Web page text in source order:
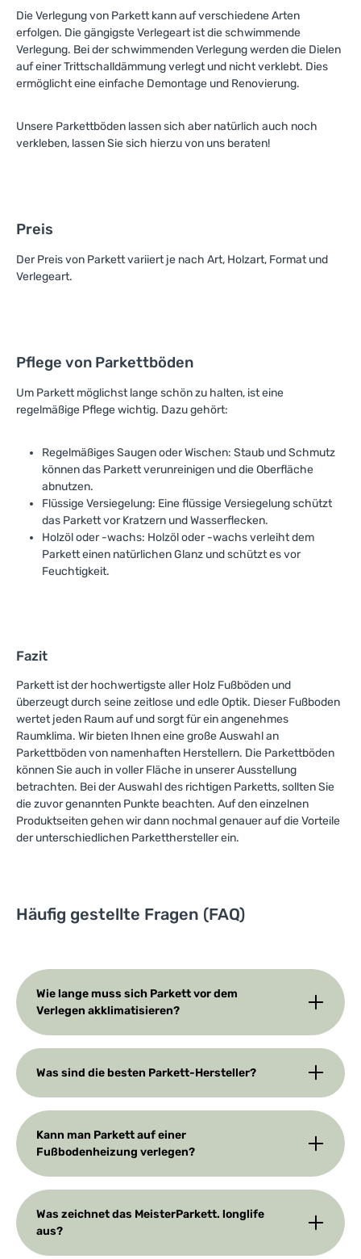
Die Verlegung von Parkett kann auf verschiedene Arten
erfolgen. Die gängigste Verlegeart ist die schwimmende
Verlegung. Bei der schwimmenden Verlegung werden die Dielen
auf einer Trittschalldämmung verlegt und nicht verklebt. Dies
ermöglicht eine einfache Demontage und Renovierung.
Unsere Parkettböden lassen sich aber natürlich auch noch
verkleben, lassen Sie sich hierzu von uns beraten!
Preis
Der Preis von Parkett variiert je nach Art, Holzart, Format und
Verlegeart.
Pflege von Parkettböden
Um Parkett möglichst lange schön zu halten, ist eine
regelmäßige Pflege wichtig. Dazu gehört:
Regelmäßiges Saugen oder Wischen: Staub und Schmutz
können das Parkett verunreinigen und die Oberfläche
abnutzen.
Flüssige Versiegelung: Eine flüssige Versiegelung schützt
das Parkett vor Kratzern und Wasserflecken.
Holzöl oder -wachs: Holzöl oder -wachs verleiht dem
Parkett einen natürlichen Glanz und schützt es vor
Feuchtigkeit.
Fazit
Parkett ist der hochwertigste aller Holz Fußböden und
überzeugt durch seine zeitlose und edle Optik. Dieser Fußboden
wertet jeden Raum auf und sorgt für ein angenehmes
Raumklima. Wir bieten Ihnen eine große Auswahl an
Parkettböden von namenhaften Herstellern. Die Parkettböden
können Sie auch in voller Fläche in unserer Ausstellung
betrachten. Bei der Auswahl des richtigen Parketts, sollten Sie
die zuvor genannten Punkte beachten. Auf den einzelnen
Produktseiten gehen wir dann nochmal genauer auf die Vorteile
der unterschiedlichen Parketthersteller ein.
Häufig gestellte Fragen (FAQ)
Wie lange muss sich Parkett vor dem
Verlegen akklimatisieren?
Was sind die besten Parkett-Hersteller?
Kann man Parkett auf einer
Fußbodenheizung verlegen?
Was zeichnet das MeisterParkett. longlife
aus?